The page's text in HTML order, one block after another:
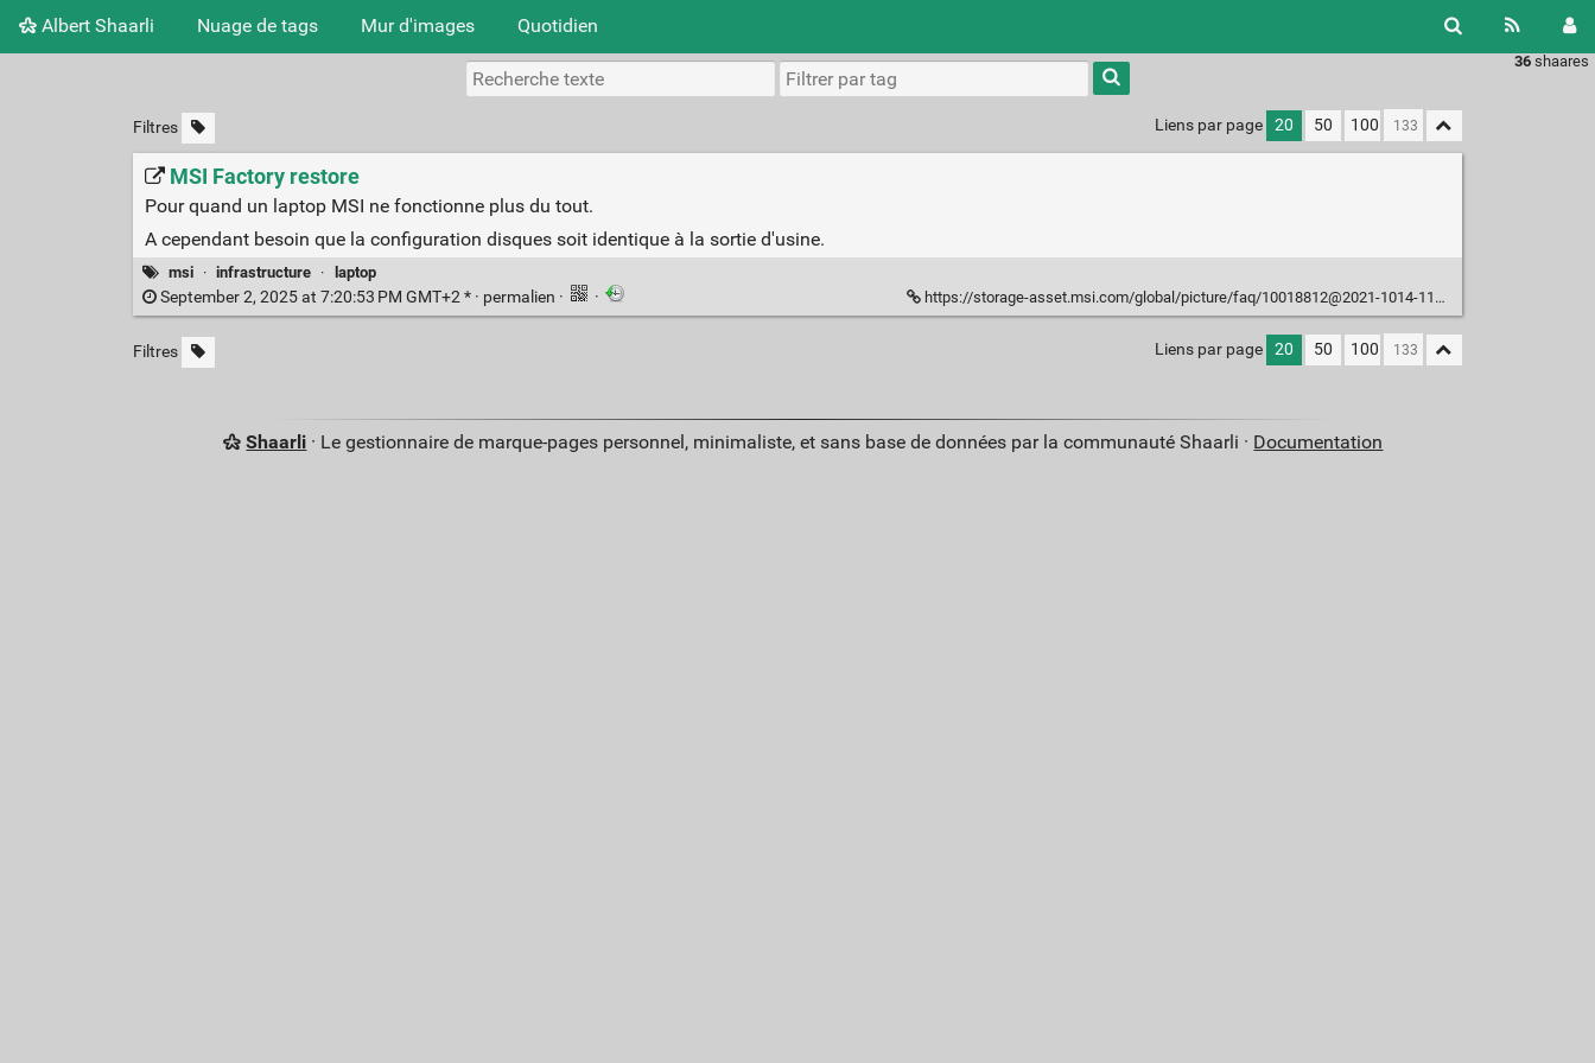
Albert Shaarli Nuage de tags Mur d'images Quotidien
36 shaares
Filtres Liens par page 20 50 100
MSI Factory restore
Pour quand un laptop MSI ne fonctionne plus du tout.
A cependant besoin que la configuration disques soit identique à la sortie d'usine.
msi · infrastructure · laptop
September 2, 2025 at 7:20:53 PM GMT+2 * · permalien · · https://storage-asset.msi.com/global/picture/faq/10018812@2021-1014-1144-033323@kb_05211_en.pdf
Filtres Liens par page 20 50 100
Shaarli · Le gestionnaire de marque-pages personnel, minimaliste, et sans base de données par la communauté Shaarli · Documentation